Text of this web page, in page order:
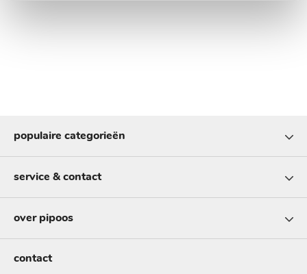
contact
populaire categorieën
service & contact
over pipoos